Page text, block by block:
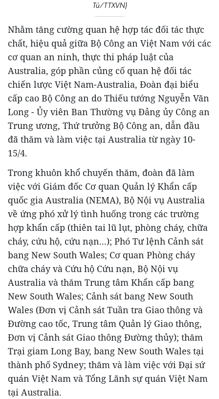
Tú/TTXVN)
Nhằm tăng cường quan hệ hợp tác đối tác thực
chất, hiệu quả giữa Bộ Công an Việt Nam với các
cơ quan an ninh, thực thi pháp luật của
Australia, góp phần củng cố quan hệ đối tác
chiến lược Việt Nam-Australia, Đoàn đại biểu
cấp cao Bộ Công an do Thiếu tướng Nguyễn Văn
Long - Ủy viên Ban Thường vụ Đảng ủy Công an
Trung ương, Thứ trưởng Bộ Công an, dẫn đầu
đã thăm và làm việc tại Australia từ ngày 10-
15/4.
Trong khuôn khổ chuyến thăm, đoàn đã làm
việc với Giám đốc Cơ quan Quản lý Khẩn cấp
quốc gia Australia (NEMA), Bộ Nội vụ Australia
về ứng phó xử lý tình huống trong các trường
hợp khẩn cấp (thiên tai lũ lụt, phòng cháy, chữa
cháy, cứu hộ, cứu nạn...); Phó Tư lệnh Cảnh sát
bang New South Wales; Cơ quan Phòng cháy
chữa cháy và Cứu hộ Cứu nạn, Bộ Nội vụ
Australia và thăm Trung tâm Khẩn cấp bang
New South Wales; Cảnh sát bang New South
Wales (Đơn vị Cảnh sát Tuần tra Giao thông và
Đường cao tốc, Trung tâm Quản lý Giao thông,
Đơn vị Cảnh sát Giao thông Đường thủy); thăm
Trại giam Long Bay, bang New South Wales tại
thành phố Sydney; thăm và làm việc với Đại sứ
quán Việt Nam và Tổng Lãnh sự quán Việt Nam
tại Australia.